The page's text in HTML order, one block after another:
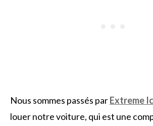
Nous sommes passés parExtreme
louer notre voiture, qui est une